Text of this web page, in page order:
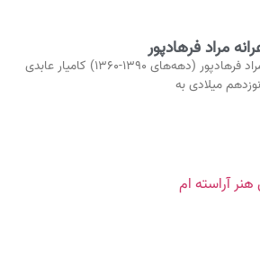
مراد فرهادپور
تاملات و تالمات شاعرانه مراد فرهادپور (دهه‌های ۱۳۹۰-۱۳۶۰) کامیار عابدی
میلادی به